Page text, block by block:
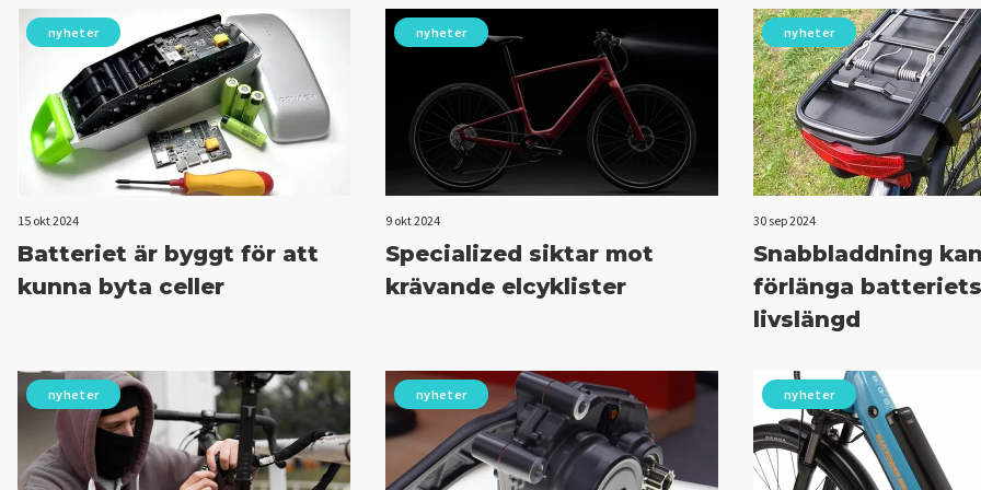
nyheter
15 okt 2024
Batteriet är byggt för att
kunna byta celler
nyheter
9 okt 2024
Specialized siktar mot
krävande elcyklister
nyheter
30 sep 2024
Snabbladdning
förlänga batteriets
livslängd
nyheter nyheter nyheter